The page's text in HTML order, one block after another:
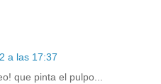
a las 17:37
que pinta el pulpo...